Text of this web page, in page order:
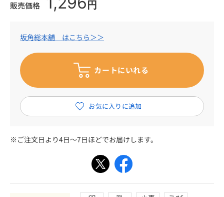
販売価格 円
坂角総本舖 はこちら＞＞
※ご注文日より4日～7日ほどでお届けします。